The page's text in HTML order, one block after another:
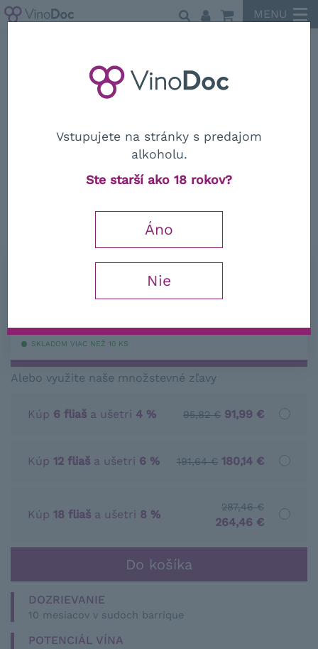
MENU
Claudio Alario
"Sori Pradurent DOCG 2023
€ − +
SKLADOM VIAC NEŽ 10 KS
Alebo využite naše množstevné zľavy
Kúp 6 fliaš a ušetri 4 % 95,82 € 91,99 €
Kúp 12 fliaš a ušetri 6 % 191,64 € 180,14 €
Kúp 18 fliaš a ušetri 8 %
287,46 €
264,46 €
DOZRIEVANIE
10 mesiacov v sudoch barrique
POTENCIÁL VÍNA
Vstupujete na stránky s predajom
alkoholu.
Ste starší ako 18 rokov?
Áno
Nie